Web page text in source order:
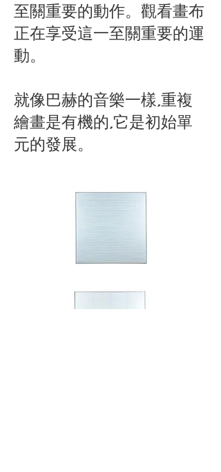
至關重要的動作。觀看畫布
正在享受這一至關重要的運
動。
就像巴赫的音樂一樣,重複
繪畫是有機的,它是初始單
元的發展。